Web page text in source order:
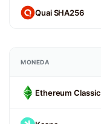
Quai SHA256
MONEDA
Ethereum Classic